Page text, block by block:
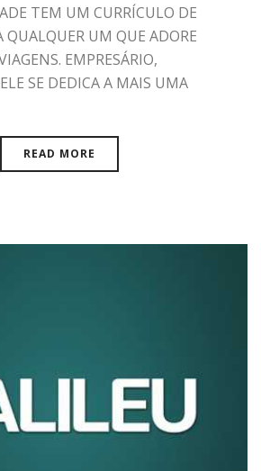
TEM UM CURRÍCULO DE
QUALQUER UM QUE ADORE
EMPRESÁRIO,
SE DEDICA A MAIS UMA
READ MORE